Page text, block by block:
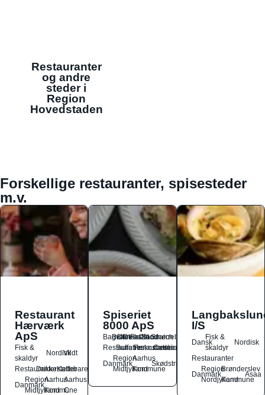
Restauranter
og andre
steder i
Region
Hovedstaden
Forskellige restauranter, spisesteder
m.v.
Restaurant
Hærværk
ApS
Fisk &
skaldyr
NordiskVildt
RestauranterDrikkesteder
Kaffebarer
Danmark
Region
Midtjylland
Aarhus
Kommune
Aarhus
C
Spiseriet
8000 ApS
Bagværk
Buffet
Dansk
Dessert
Fastfood
Ost
Sandwich
Smørrebrød
Restauranter
Buffetrestauranter
Frokostrestauranter
Catering
Danmark
Region
Midtjylland
Aarhus
Kommune
Skødstrup
I/S
Dansk
Fisk &
skaldyr
Nordisk
Restauranter
Danmark
Region
Nordjylland
Brønderslev
Kommune
Asaa